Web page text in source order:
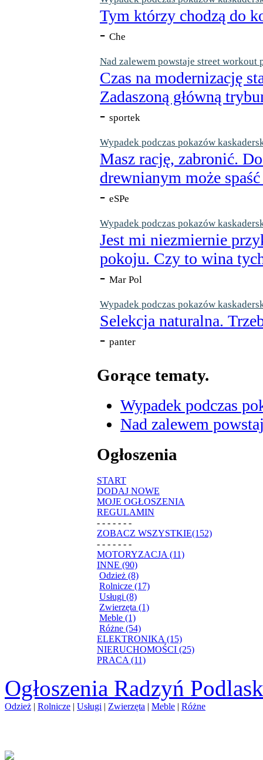
Tym którzy chodzą do
- Che
Nad zalewem powstaje street workout
Czas na modernizację
Zadaszoną główną
- sportek
Wypadek podczas pokazów
Masz rację, zabronić.
drewnianym może
- eSPe
Wypadek podczas pokazów
Jest mi niezmiernie
pokoju. Czy to wina
- Mar Pol
Wypadek podczas pokazów
Selekcja naturalna.
- panter
Gorące tematy.
Wypadek podczas
Nad zalewem
Ogłoszenia
START
DODAJ NOWE
MOJE OGŁOSZENIA
REGULAMIN
- - - - - - -
ZOBACZ WSZYSTKIE(152)
- - - - - - -
MOTORYZACJA (11)
INNE (90)
Odzież (8)
Rolnicze (17)
Usługi (8)
Zwierzęta (1)
Meble (1)
Różne (54)
ELEKTRONIKA (15)
NIERUCHOMOŚCI (25)
PRACA (11)
Ogłoszenia Radzyń
Odzież | Rolnicze | Usługi | Zwierzęta | Meble | Różne